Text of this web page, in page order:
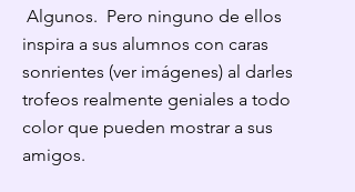
Algunos. Pero ninguno de ellos
inspira a sus alumnos con caras
sonrientes (ver imágenes) al darles
trofeos realmente geniales a todo
color que pueden mostrar a sus
amigos.